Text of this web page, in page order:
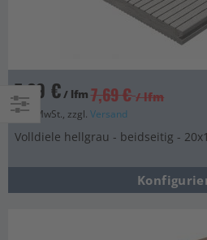
7,29 €/ lfm 7,69 € / lfm
Inkl. MwSt., zzgl. Versand
Volldiele hellgrau - beidseitig -
Einkaufsoptionen